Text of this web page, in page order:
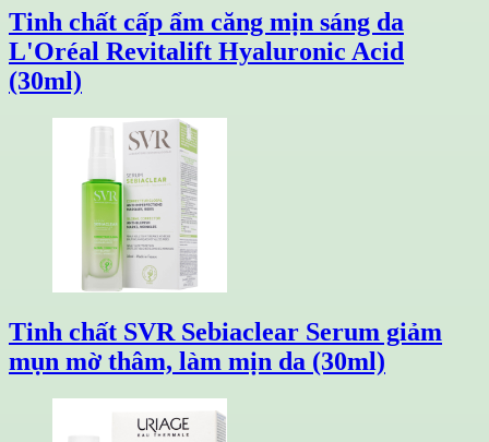
Tinh chất cấp ẩm căng mịn sáng da
L'Oréal Revitalift Hyaluronic Acid
(30ml)
Tinh chất SVR Sebiaclear Serum giảm
mụn mờ thâm, làm mịn da (30ml)